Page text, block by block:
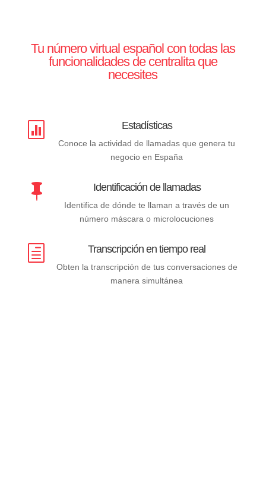
Tu número virtual español con todas las
funcionalidades de centralita que
necesites
 Estadísticas
Conoce la actividad de llamadas que genera tu
negocio en España
 Identificación de llamadas
Identifica de dónde te llaman a través de un
número máscara o microlocuciones
h Transcripción en tiempo real
Obten la transcripción de tus conversaciones de
manera simultánea